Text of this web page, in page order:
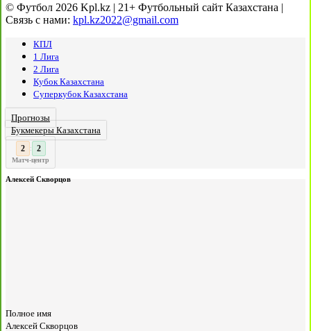
© Футбол 2026 Kpl.kz | 21+ Футбольный сайт Казахстана |
Связь с нами: kpl.kz2022@gmail.com
КПЛ
1 Лига
2 Лига
Кубок Казахстана
Суперкубок Казахстана
Прогнозы
Букмекеры Казахстана
: 2
Матч-центр
Алексей Скворцов
Полное имя
Алексей Скворцов